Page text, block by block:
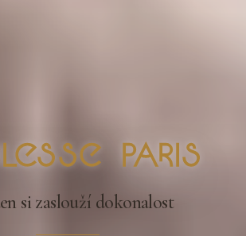
Paris
si zaslouží dokonalost